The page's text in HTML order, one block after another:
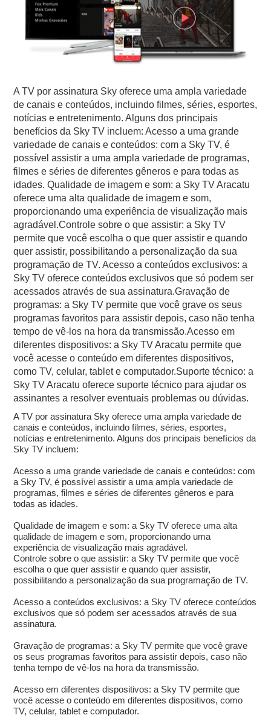
A TV por assinatura Sky oferece uma ampla variedade
de canais e conteúdos, incluindo filmes, séries, esportes,
notícias e entretenimento. Alguns dos principais
benefícios da Sky TV incluem: Acesso a uma grande
variedade de canais e conteúdos: com a Sky TV, é
possível assistir a uma ampla variedade de programas,
filmes e séries de diferentes gêneros e para todas as
idades. Qualidade de imagem e som: a Sky TV Aracatu
oferece uma alta qualidade de imagem e som,
proporcionando uma experiência de visualização mais
agradável.Controle sobre o que assistir: a Sky TV
permite que você escolha o que quer assistir e quando
quer assistir, possibilitando a personalização da sua
programação de TV. Acesso a conteúdos exclusivos: a
Sky TV oferece conteúdos exclusivos que só podem ser
acessados através de sua assinatura.Gravação de
programas: a Sky TV permite que você grave os seus
programas favoritos para assistir depois, caso não tenha
tempo de vê-los na hora da transmissão.Acesso em
diferentes dispositivos: a Sky TV Aracatu permite que
você acesse o conteúdo em diferentes dispositivos,
como TV, celular, tablet e computador.Suporte técnico: a
Sky TV Aracatu oferece suporte técnico para ajudar os
assinantes a resolver eventuais problemas ou dúvidas.
A TV por assinatura Sky oferece uma ampla variedade de
canais e conteúdos, incluindo filmes, séries, esportes,
notícias e entretenimento. Alguns dos principais benefícios da
Sky TV incluem:
Acesso a uma grande variedade de canais e conteúdos: com
a Sky TV, é possível assistir a uma ampla variedade de
programas, filmes e séries de diferentes gêneros e para
todas as idades.
Qualidade de imagem e som: a Sky TV oferece uma alta
qualidade de imagem e som, proporcionando uma
experiência de visualização mais agradável.
Controle sobre o que assistir: a Sky TV permite que você
escolha o que quer assistir e quando quer assistir,
possibilitando a personalização da sua programação de TV.
Acesso a conteúdos exclusivos: a Sky TV oferece conteúdos
exclusivos que só podem ser acessados através de sua
assinatura.
Gravação de programas: a Sky TV permite que você grave
os seus programas favoritos para assistir depois, caso não
tenha tempo de vê-los na hora da transmissão.
Acesso em diferentes dispositivos: a Sky TV permite que
você acesse o conteúdo em diferentes dispositivos, como
TV, celular, tablet e computador.